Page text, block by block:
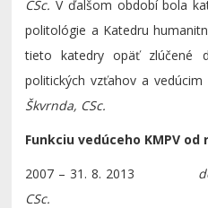
CSc.V ďalšom období bola
politológie a Katedru
tieto katedry opäť zlúčené
politických vzťahov a vedúcim
Škvrnda, CSc.
Funkciu vedúceho KMPV od
2007 – 31. 8. 2013
CSc.